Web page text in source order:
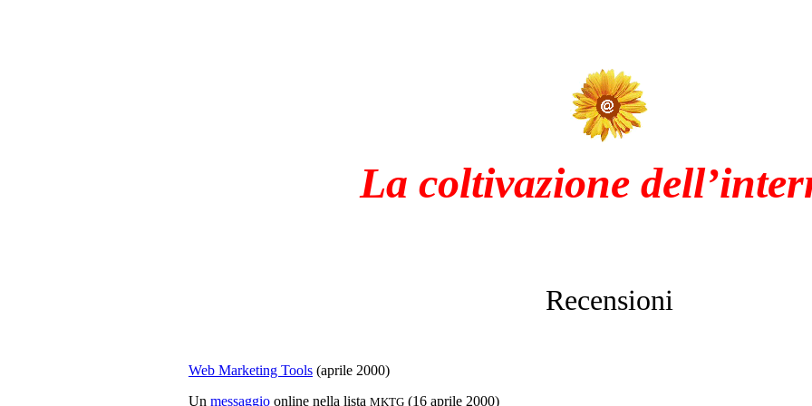
La coltivazione
Recensioni
Web Marketing Tools (aprile 2000)
Un messaggio online nella lista MKTG (16 aprile 2000)